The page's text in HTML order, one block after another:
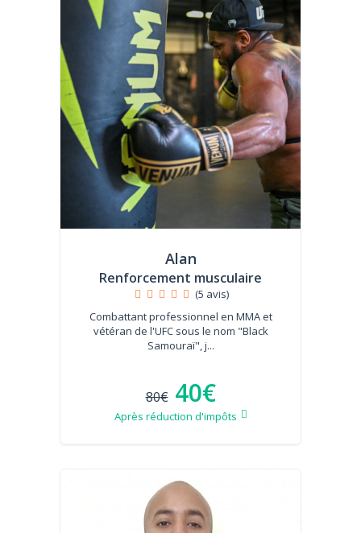
Alan
Renforcement musculaire
(5 avis)
Combattant professionnel en MMA et
vétéran de l'UFC sous le nom "Black
Samouraï", j...
80€ 40€
Après réduction d'impôts